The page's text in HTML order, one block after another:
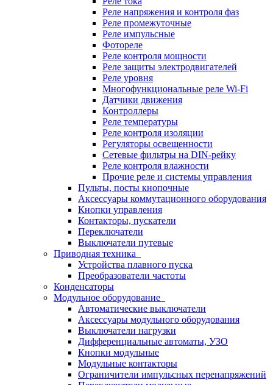
Реле напряжения и контроля фаз
Реле промежуточные
Реле импульсные
Фотореле
Реле контроля мощности
Реле защиты электродвигателей
Реле уровня
Многофункциональные реле Wi-Fi
Датчики движения
Контроллеры
Реле температуры
Реле контроля изоляции
Регуляторы освещенности
Сетевые фильтры на DIN-рейку
Реле контроля влажности
Прочие реле и системы управления
Пульты, посты кнопочные
Аксессуары коммутационного оборудования
Кнопки управления
Контакторы, пускатели
Переключатели
Выключатели путевые
Приводная техника
Устройства плавного пуска
Преобразователи частоты
Конденсаторы
Модульное оборудование
Автоматические выключатели
Аксессуары модульного оборудования
Выключатели нагрузки
Дифференциальные автоматы, УЗО
Кнопки модульные
Модульные контакторы
Ограничители импульсных перенапряжений